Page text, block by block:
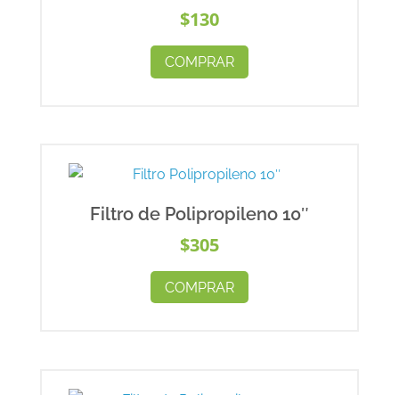
$130
COMPRAR
Filtro de Polipropileno 10″
$305
COMPRAR